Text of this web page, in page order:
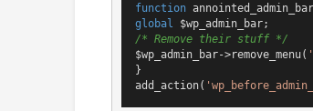
function
global
/* Remove their stuff */
$wp_admin_bar->remove_menu(
}
add_action(